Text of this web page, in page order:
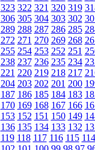
323 322 321 320 319
306 305 304 303 302
289 288 287 286 285
272 271 270 269 268
255 254 253 252 251
238 237 236 235 234
221 220 219 218 217
204 203 202 201 200
187 186 185 184 183
170 169 168 167 166
153 152 151 150 149
136 135 134 133 132
119 118 117 116 115 114